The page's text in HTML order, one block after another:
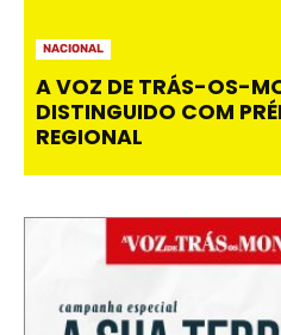
NACIONAL
A VOZ DE TRÁS-OS-
DISTINGUIDO COM
REGIONAL